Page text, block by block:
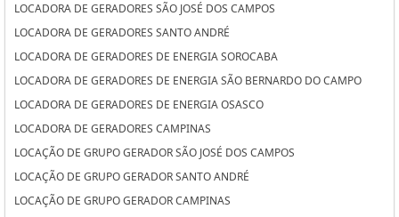
LOCADORA DE GERADORES SÃO JOSÉ DOS CAMPOS
LOCADORA DE GERADORES SANTO ANDRÉ
LOCADORA DE GERADORES DE ENERGIA SOROCABA
LOCADORA DE GERADORES DE ENERGIA SÃO BERNARDO DO CAMPO
LOCADORA DE GERADORES DE ENERGIA OSASCO
LOCADORA DE GERADORES CAMPINAS
LOCAÇÃO DE GRUPO GERADOR SÃO JOSÉ DOS CAMPOS
LOCAÇÃO DE GRUPO GERADOR SANTO ANDRÉ
LOCAÇÃO DE GRUPO GERADOR CAMPINAS